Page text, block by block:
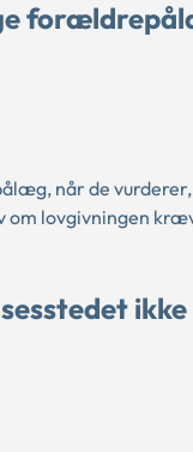
når de
om lovgivningen